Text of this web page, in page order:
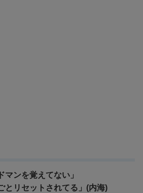
マンを覚えてない」
とリセットされてる」(内海)